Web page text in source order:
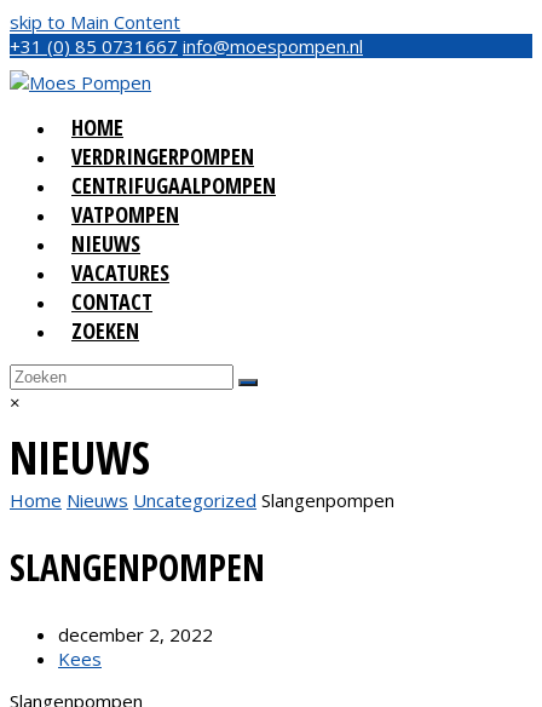
skip to Main Content
+31 (0) 85 0731667 info@moespompen.nl
HOME
VERDRINGERPOMPEN
CENTRIFUGAALPOMPEN
VATPOMPEN
NIEUWS
VACATURES
CONTACT
ZOEKEN
Open
Mobile
Zoeken
Verzenden
×
NIEUWS
Home Nieuws Uncategorized Slangenpompen
SLANGENPOMPEN
december 2, 2022
Kees
Slangenpompen